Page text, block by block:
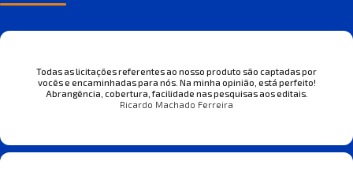
Todas as licitações referentes ao nosso produto são captadas por
vocês e encaminhadas para nós. Na minha opinião, está perfeito!
Abrangência, cobertura, facilidade nas pesquisas aos editais.
Ricardo Machado Ferreira